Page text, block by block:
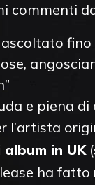
commenti
ascoltato fino
e piena di
in UK
ha